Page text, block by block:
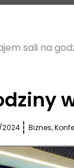
sali na
Biznes,